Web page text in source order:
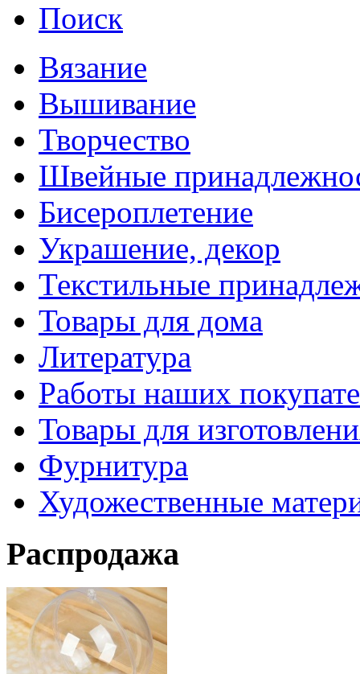
Поиск
Вязание
Вышивание
Творчество
Швейные
Бисероплетение
Украшение, декор
Текстильные
Товары для дома
Литература
Работы наших
Товары для
Фурнитура
Художественные
Распродажа